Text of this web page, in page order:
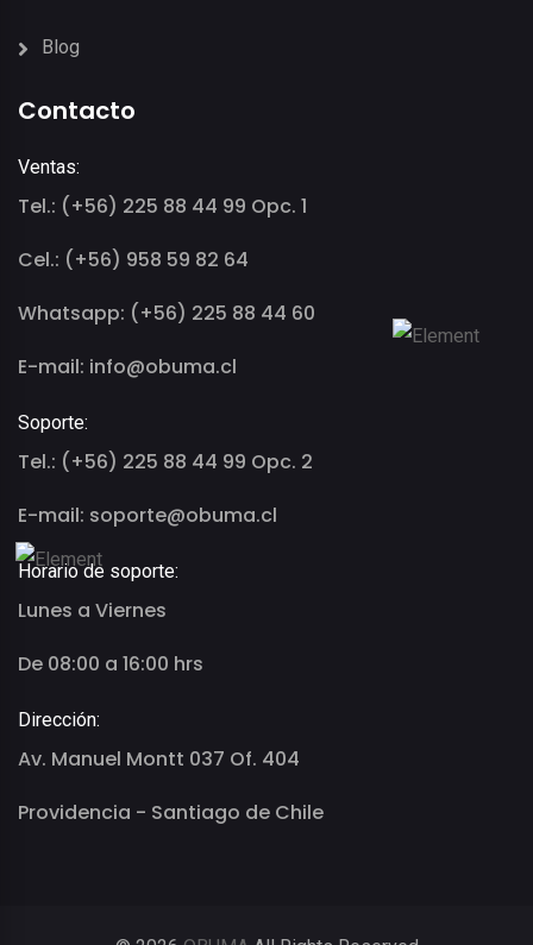
Blog
Contacto
Ventas:
Tel.: (+56) 225 88 44 99 Opc. 1
Cel.: (+56) 958 59 82 64
Whatsapp: (+56) 225 88 44 60
E-mail: info@obuma.cl
Soporte:
Tel.: (+56) 225 88 44 99 Opc. 2
E-mail: soporte@obuma.cl
Horario de soporte:
Lunes a Viernes
De 08:00 a 16:00 hrs
Dirección:
Av. Manuel Montt 037 Of. 404
Providencia - Santiago de Chile